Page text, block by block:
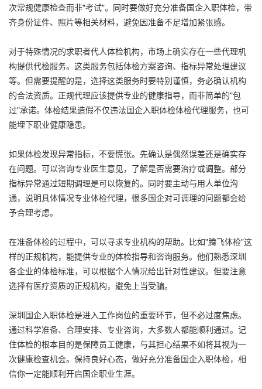
次常规健康检查而非"考试"。同时要做好充分准备国企入职体检，带
齐身份证件、照片等相关材料，避免因准备不足增加紧张感。
对于特殊情况的求职者代人体检机构，市场上确实存在一些代理机
构提供代检服务。这类服务包括体检方案咨询、指标异常处理建议
等。但需要提醒的是，选择这类服务时要特别谨慎，务必确认机构
的合法资质。正规代理应该提供专业的健康指导，而非简单的"包
过"承诺。体检结果造假不仅违法国企入职体检体检代理服务，也可
能埋下职业健康隐患。
如果体检发现异常指标，不要慌张。先确认是偶然误差还是确实存
在问题。可以咨询专业医生意见，了解是否需要治疗或调整。部分
指标异常通过短期调理是可以恢复的。同时要主动与用人单位沟
通，说明具体情况专业体检代理，很多国企对可调理的问题都会给
予合理考虑。
在准备体检的过程中，可以寻求专业机构的帮助。比如"腾飞体检"这
样的正规机构，能提供专业的体检指导和咨询服务。他们熟悉深圳
各企业的体检标准，可以根据个人情况给出针对性建议。但要注意
选择有医疗资质的正规机构，避免上当受骗。
深圳国企入职体检是进入工作岗位的重要环节，但不必过度焦虑。
通过科学准备、合理安排、专业咨询，大多数人都能顺利通过。记
住体检的根本目的是保障员工健康，与其担心结果不如将其视为一
次健康检查机会。保持良好心态，做好充分准备国企入职体检，相
信你一定能顺利开启国企职业生涯。